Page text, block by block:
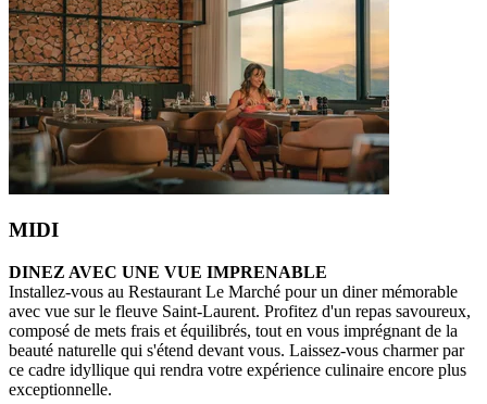
MIDI
DINEZ AVEC UNE VUE IMPRENABLE
Installez-vous au Restaurant Le Marché pour un diner mémorable
avec vue sur le fleuve Saint-Laurent. Profitez d'un repas savoureux,
composé de mets frais et équilibrés, tout en vous imprégnant de la
beauté naturelle qui s'étend devant vous. Laissez-vous charmer par
ce cadre idyllique qui rendra votre expérience culinaire encore plus
exceptionnelle.